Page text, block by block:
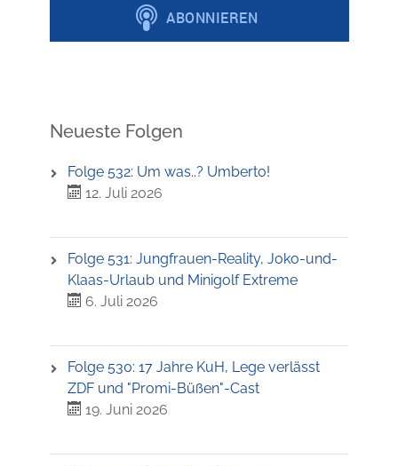
Neueste Folgen
Folge 532: Um was..? Umberto!
12. Juli 2026
Folge 531: Jungfrauen-Reality, Joko-und-
Klaas-Urlaub und Minigolf Extreme
6. Juli 2026
Folge 530: 17 Jahre KuH, Lege verlässt
ZDF und "Promi-Büßen"-Cast
19. Juni 2026